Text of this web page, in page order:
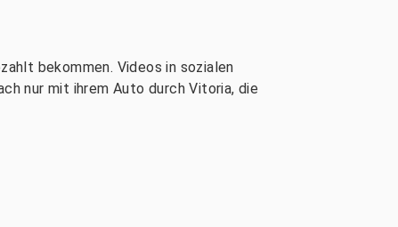
bekommen. Videos in sozialen
nur mit ihrem Auto durch Vitoria, die